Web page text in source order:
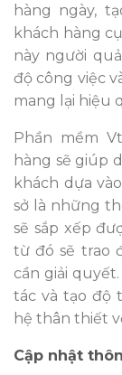
hàng ngày,
khách hàng
này người
độ công việc
mang lại hiệu
Phần mềm
hàng sẽ giúp
khách dựa
sở là những
sẽ sắp xếp
từ đó sẽ trao
cần giải
tác và tạo độ
hệ thân thiết
Cập nhật